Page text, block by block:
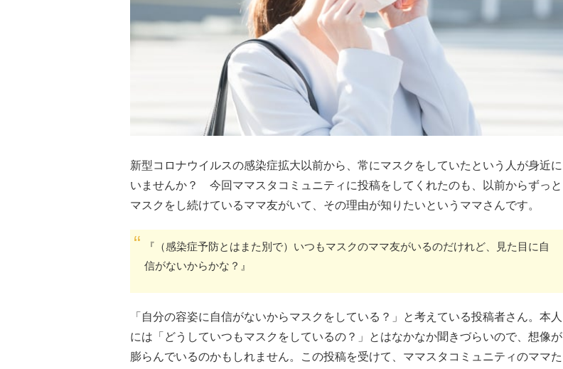
新型コロナウイルスの感染症拡大以前から、常にマスクをしていたという人が身近に
いませんか？ 今回ママスタコミュニティに投稿をしてくれたのも、以前からずっと
マスクをし続けているママ友がいて、その理由が知りたいというママさんです。
『（感染症予防とはまた別で）いつもマスクのママ友がいるのだけれど、見た目に自
信がないからかな？』
「自分の容姿に自信がないからマスクをしている？」と考えている投稿者さん。本人
には「どうしていつもマスクをしているの？」とはなかなか聞きづらいので、想像が
膨らんでいるのかもしれません。この投稿を受けて、ママスタコミュニティのママた